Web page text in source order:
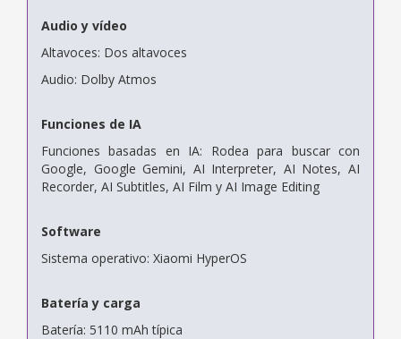
Audio y vídeo
Altavoces: Dos altavoces
Audio: Dolby Atmos
Funciones de IA
Funciones basadas en IA: Rodea para buscar con
Google, Google Gemini, AI Interpreter, AI Notes, AI
Recorder, AI Subtitles, AI Film y AI Image Editing
Software
Sistema operativo: Xiaomi HyperOS
Batería y carga
Batería: 5110 mAh típica